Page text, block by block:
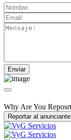
Why Are You
Reportar al anunciante